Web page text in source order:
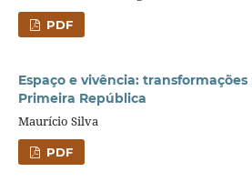
PDF
Espaço e vivência:
Primeira República
Maurício Silva
PDF